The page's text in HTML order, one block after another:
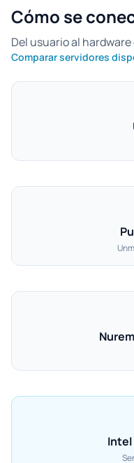
Cómo se
Del usuario al
Comparar servidores